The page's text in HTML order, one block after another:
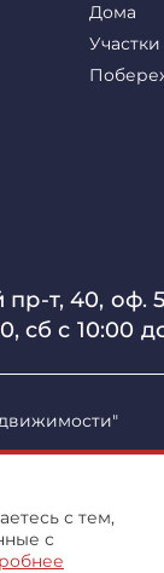
т, 40, оф.
сб с 10:00
Дома
Участки
с тем,
с